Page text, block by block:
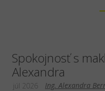
Spokojnosť s
Alexandra
Ing. Alexandra
júl 2026